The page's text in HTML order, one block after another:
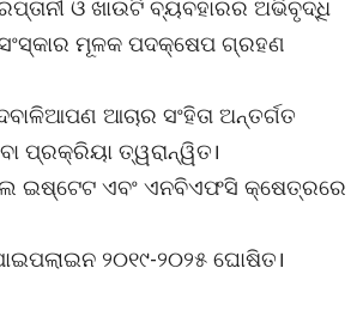
ଓ ଖାଉଟି ବ୍ୟବହାରର ଅଭିବୃଦ୍ଧି
ମୂଳକ ପଦକ୍ଷେପ ଗ୍ରହଣ
ଆଚାର ସଂହିତା ଅନ୍ତର୍ଗତ
ପ୍ରକ୍ରିୟା ତ୍ୱରାନ୍ୱିତ।
ଇଷ୍ଟେଟ ଏବଂ ଏନବିଏଫସି କ୍ଷେତ୍ରରେ
୨୦୧୯-୨୦୨୫ ଘୋଷିତ।